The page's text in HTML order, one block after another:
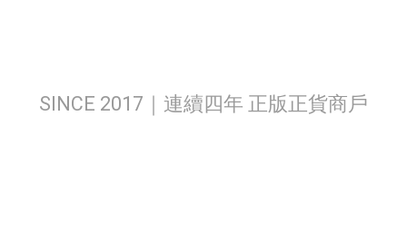
SINCE 2017｜連續四年 正版正貨商戶